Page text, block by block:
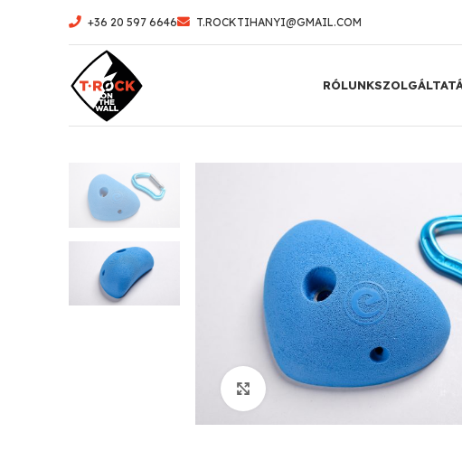
+36 20 597 6646 T.ROCKTIHANYI@GMAIL.COM
RÓLUNK
Click to enlarge